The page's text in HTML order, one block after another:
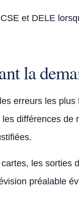
et DELE
la
erreurs les
différences de
les sorties
préalable